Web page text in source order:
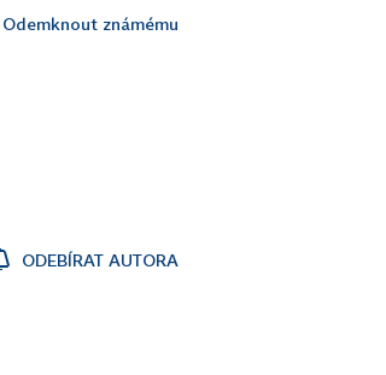
Odemknout známému
ODEBÍRAT AUTORA